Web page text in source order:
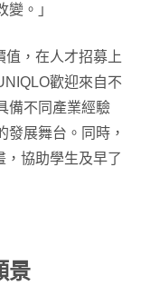
。」
值，在人才招募上
歡迎來自不
備不同產業經驗
發展舞台。同時，
，協助學生及早了
景